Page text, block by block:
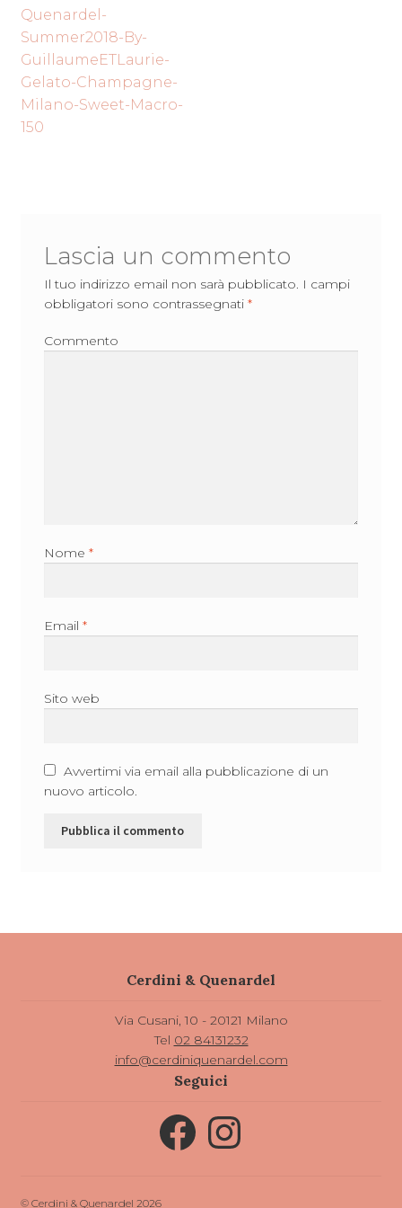
articoli
precedente:
Quenardel-
Summer2018-By-
GuillaumeETLaurie-
Gelato-Champagne-
Milano-Sweet-Macro-
150
Lascia un commento
Il tuo indirizzo email non sarà pubblicato. I campi
obbligatori sono contrassegnati *
Commento
Nome *
Email *
Sito web
Avvertimi via email alla pubblicazione di un
nuovo articolo.
Cerdini & Quenardel
Via Cusani, 10 - 20121 Milano
Tel 02 84131232
info@cerdiniquenardel.com
Seguici
FacebookInstagram
© Cerdini & Quenardel 2026